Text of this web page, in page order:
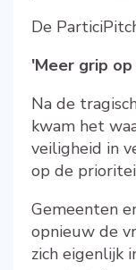
De
'Meer grip
Na de
kwam het
veiligheid in
op de
Gemeenten
opnieuw de
zich eigenlijk